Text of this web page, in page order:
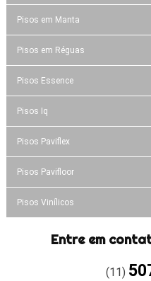
Pisos em Manta
Pisos em Réguas
Pisos Essence
Pisos Iq
Pisos Paviflex
Pisos Pavifloor
Pisos Vinílicos
Entre em
(11)